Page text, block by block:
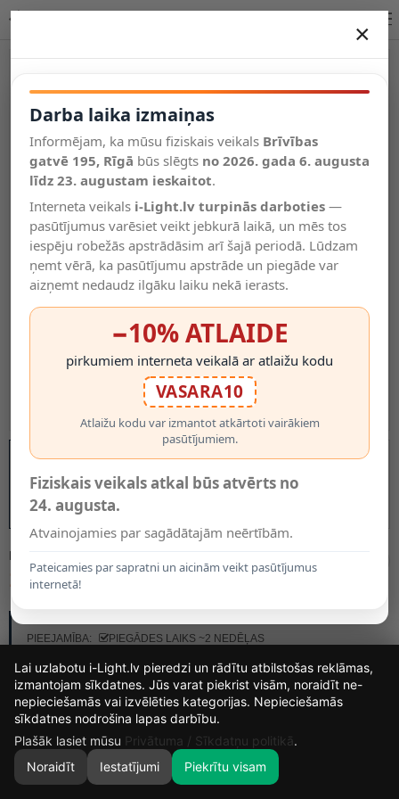
Salīdzināt
Vēlmju
saraksts
Valodas
0
MODELIS:
145.00€
PIEEJAMĪBA:
PIEGĀDES LAIKS ~2 NEDĒĻAS
KRĀSAS IZVĒLE
Balta Melna Antracīta
×
Darba laika izmaiņas
Informējam, ka mūsu fiziskais veikals Brīvības
gatvē 195, Rīgā būs slēgts no 2026. gada 6. augusta
līdz 23. augustam ieskaitot.
Interneta veikals i-Light.lv turpinās darboties —
pasūtījumus varēsiet veikt jebkurā laikā, un mēs tos
iespēju robežās apstrādāsim arī šajā periodā. Lūdzam
ņemt vērā, ka pasūtījumu apstrāde un piegāde var
aizņemt nedaudz ilgāku laiku nekā ierasts.
−10% ATLAIDE
pirkumiem interneta veikalā ar atlaižu kodu
VASARA10
Atlaižu kodu var izmantot atkārtoti vairākiem
pasūtījumiem.
Fiziskais veikals atkal būs atvērts no
24. augusta.
Atvainojamies par sagādātajām neērtībām.
Pateicamies par sapratni un aicinām veikt pasūtījumus
internetā!
16
DIENAS
6
STUNDAS
13
MIN.
18
Lai uzlabotu i-Light.lv pieredzi un rādītu atbilstošas reklāmas,
izmantojam sīkdatnes. Jūs varat piekrist visām, noraidīt ne-
nepieciešamās vai izvēlēties kategorijas. Nepieciešamās
sīkdatnes nodrošina lapas darbību.
Plašāk lasiet mūsu Privātuma / Sīkdatņu politikā.
Noraidīt
Iestatījumi Piekrītu visam